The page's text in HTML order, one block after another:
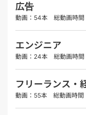
広告
動画：54本 総動画時間
エンジニア
動画：24本 総動画時間
フリーランス・
動画：55本 総動画時間